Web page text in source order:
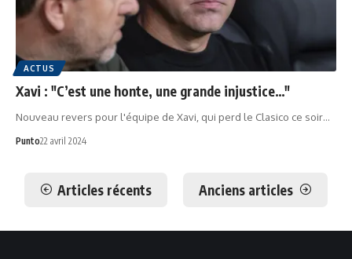
ACTUS
Xavi : "C’est une honte, une grande injustice…"
Nouveau revers pour l'équipe de Xavi, qui perd le Clasico ce soir…
Punto22 avril 2024
Articles récents Anciens articles